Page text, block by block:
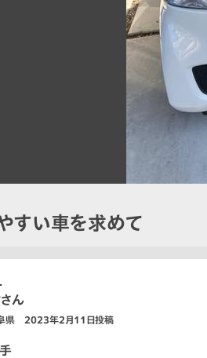
すい車を求めて
ん
県 2023年2月11日投稿